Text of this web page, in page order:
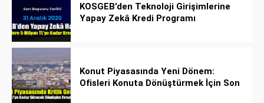
KOSGEB’den Teknoloji Girişimlerine
Yapay Zekâ Kredi Programı
Konut Piyasasında Yeni Dönem:
Ofisleri Konuta Dönüştürmek İçin Son